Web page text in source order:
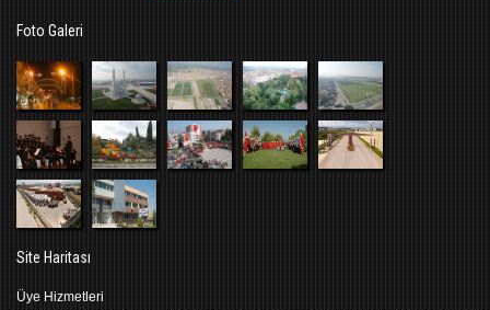
Foto Galeri
Site Haritası
Üye Hizmetleri